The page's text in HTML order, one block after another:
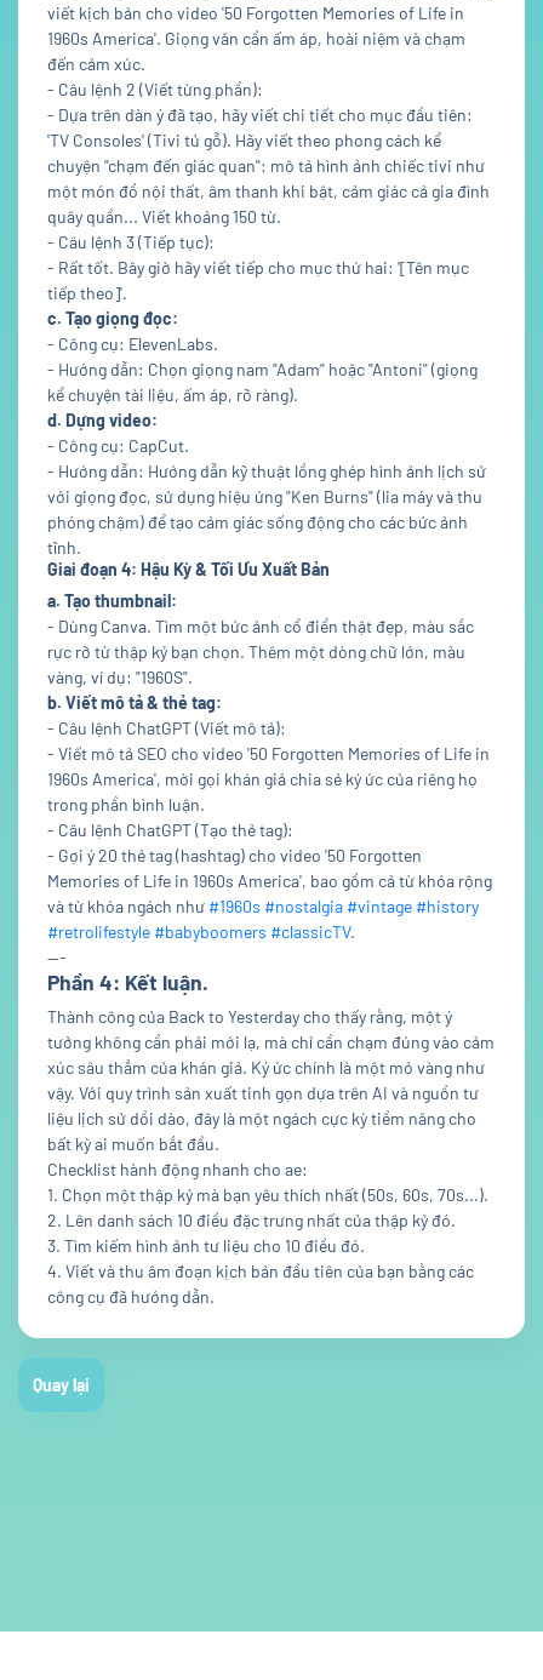
viết kịch bản cho video '50 Forgotten Memories of Life in
1960s America'. Giọng văn cần ấm áp, hoài niệm và chạm
đến cảm xúc.
- Câu lệnh 2 (Viết từng phần):
- Dựa trên dàn ý đã tạo, hãy viết chi tiết cho mục đầu tiên:
'TV Consoles' (Tivi tủ gỗ). Hãy viết theo phong cách kể
chuyện "chạm đến giác quan": mô tả hình ảnh chiếc tivi như
một món đồ nội thất, âm thanh khi bật, cảm giác cả gia đình
quây quần... Viết khoảng 150 từ.
- Câu lệnh 3 (Tiếp tục):
- Rất tốt. Bây giờ hãy viết tiếp cho mục thứ hai: '[Tên mục
tiếp theo]'.
c. Tạo giọng đọc:
- Công cụ: ElevenLabs.
- Hướng dẫn: Chọn giọng nam "Adam" hoặc "Antoni" (giọng
kể chuyện tài liệu, ấm áp, rõ ràng).
d. Dựng video:
- Công cụ: CapCut.
- Hướng dẫn: Hướng dẫn kỹ thuật lồng ghép hình ảnh lịch sử
với giọng đọc, sử dụng hiệu ứng "Ken Burns" (lia máy và thu
phóng chậm) để tạo cảm giác sống động cho các bức ảnh
tĩnh.
Giai đoạn 4: Hậu Kỳ & Tối Ưu Xuất Bản
a. Tạo thumbnail:
- Dùng Canva. Tìm một bức ảnh cổ điển thật đẹp, màu sắc
rực rỡ từ thập kỷ bạn chọn. Thêm một dòng chữ lớn, màu
vàng, ví dụ: "1960S".
b. Viết mô tả & thẻ tag:
- Câu lệnh ChatGPT (Viết mô tả):
- Viết mô tả SEO cho video '50 Forgotten Memories of Life in
1960s America', mời gọi khán giả chia sẻ ký ức của riêng họ
trong phần bình luận.
- Câu lệnh ChatGPT (Tạo thẻ tag):
- Gợi ý 20 thẻ tag (hashtag) cho video '50 Forgotten
Memories of Life in 1960s America', bao gồm cả từ khóa rộng
và từ khóa ngách như #1960s #nostalgia #vintage #history
#retrolifestyle #babyboomers #classicTV.
---
Phần 4: Kết luận.
Thành công của Back to Yesterday cho thấy rằng, một ý
tưởng không cần phải mới lạ, mà chỉ cần chạm đúng vào cảm
xúc sâu thẳm của khán giả. Ký ức chính là một mỏ vàng như
vậy. Với quy trình sản xuất tinh gọn dựa trên AI và nguồn tư
liệu lịch sử dồi dào, đây là một ngách cực kỳ tiềm năng cho
bất kỳ ai muốn bắt đầu.
Checklist hành động nhanh cho ae:
1. Chọn một thập kỷ mà bạn yêu thích nhất (50s, 60s, 70s...).
2. Lên danh sách 10 điều đặc trưng nhất của thập kỷ đó.
3. Tìm kiếm hình ảnh tư liệu cho 10 điều đó.
4. Viết và thu âm đoạn kịch bản đầu tiên của bạn bằng các
công cụ đã hướng dẫn.
Quay lại